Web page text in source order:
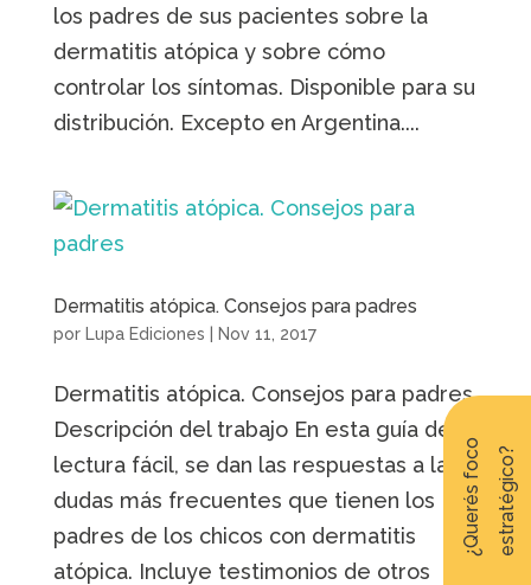
¿
Q
u
e
r
é
s
f
o
c
o
e
s
t
r
a
t
é
g
i
c
o?
los padres de sus pacientes sobre la
dermatitis atópica y sobre cómo
controlar los síntomas. Disponible para su
distribución. Excepto en Argentina....
Dermatitis atópica. Consejos para padres
por Lupa Ediciones Nov 11, 2017
Dermatitis atópica. Consejos para padres
Descripción del trabajo En esta guía de
lectura fácil, se dan las respuestas a las
dudas más frecuentes que tienen los
padres de los chicos con dermatitis
atópica. Incluye testimonios de otros